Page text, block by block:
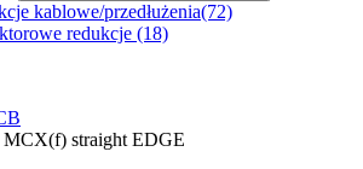
kablowe/przedłużenia(72)
redukcje (18)
MCX(f) straight EDGE